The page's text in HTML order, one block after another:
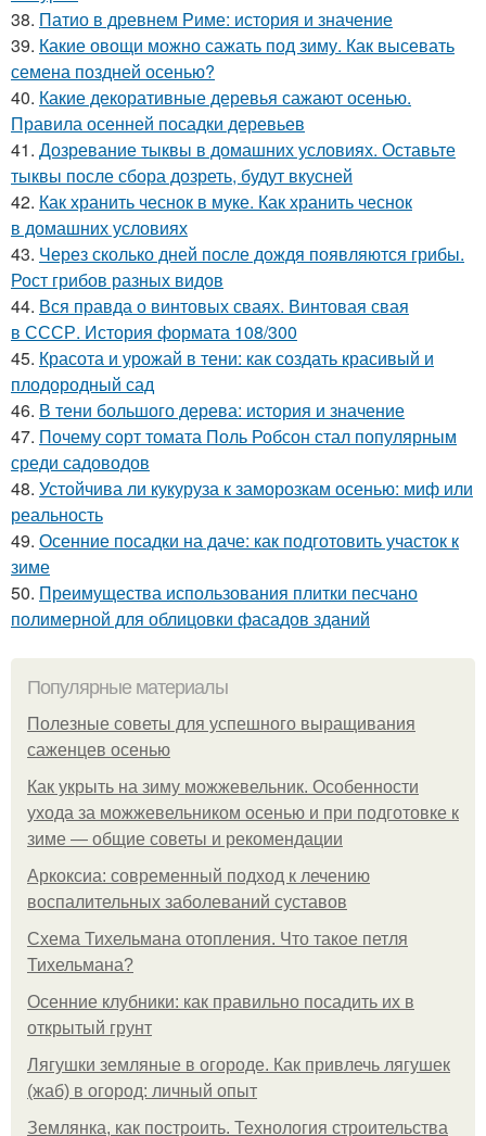
38. Патио в древнем Риме: история и значение
39. Какие овощи можно сажать под зиму. Как высевать
семена поздней осенью?
40. Какие декоративные деревья сажают осенью.
Правила осенней посадки деревьев
41. Дозревание тыквы в домашних условиях. Оставьте
тыквы после сбора дозреть, будут вкусней
42. Как хранить чеснок в муке. Как хранить чеснок
в домашних условиях
43. Через сколько дней после дождя появляются грибы.
Рост грибов разных видов
44. Вся правда о винтовых сваях. Винтовая свая
в СССР. История формата 108/300
45. Красота и урожай в тени: как создать красивый и
плодородный сад
46. В тени большого дерева: история и значение
47. Почему сорт томата Поль Робсон стал популярным
среди садоводов
48. Устойчива ли кукуруза к заморозкам осенью: миф или
реальность
49. Осенние посадки на даче: как подготовить участок к
зиме
50. Преимущества использования плитки песчано
полимерной для облицовки фасадов зданий
Популярные материалы
Полезные советы для успешного выращивания
саженцев осенью
Как укрыть на зиму можжевельник. Особенности
ухода за можжевельником осенью и при подготовке к
зиме — общие советы и рекомендации
Аркоксиа: современный подход к лечению
воспалительных заболеваний суставов
Схема Тихельмана отопления. Что такое петля
Тихельмана?
Осенние клубники: как правильно посадить их в
открытый грунт
Лягушки земляные в огороде. Как привлечь лягушек
(жаб) в огород: личный опыт
Землянка, как построить. Технология строительства